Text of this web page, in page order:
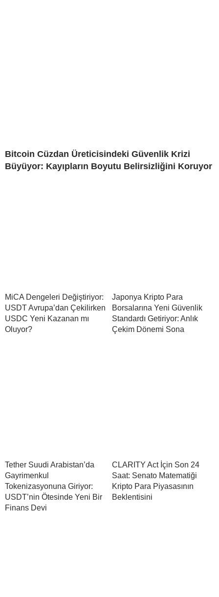
Bitcoin Cüzdan Üreticisindeki Güvenlik Krizi
Büyüyor: Kayıpların Boyutu Belirsizliğini Koruyor
MiCA Dengeleri Değiştiriyor:
USDT Avrupa’dan Çekilirken
USDC Yeni Kazanan mı
Oluyor?
Japonya Kripto Para
Borsalarına Yeni Güvenlik
Standardı Getiriyor: Anlık
Çekim Dönemi Sona
Tether Suudi Arabistan’da
Gayrimenkul
Tokenizasyonuna Giriyor:
USDT’nin Ötesinde Yeni Bir
Finans Devi
CLARITY Act İçin Son 24
Saat: Senato Matematiği
Kripto Para Piyasasının
Beklentisini